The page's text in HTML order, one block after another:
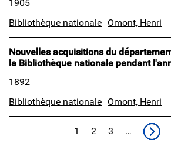
1905
Bibliothèque nationale Omont, Henri
Nouvelles acquisitions du
la Bibliothèque nationale pendant
1892
Bibliothèque nationale Omont, Henri
Page
1 Page
2 Page
3 … Page